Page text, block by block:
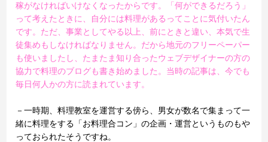
稼がなければいけなくなったからです。「何ができるだろう」
って考えたときに、自分には料理があるってことに気付いたん
です。ただ、事業としてやる以上、前にときと違い、本気で生
徒集めもしなければなりません。だから地元のフリーペーパー
も使いましたし、たまたま知り合ったウェブデザイナーの方の
協力で料理のブログも書き始めました。当時の記事は、今でも
毎日何人かの方に読まれています。
－一時期、料理教室を運営する傍ら、男女が数名で集まって一
緒に料理をする「お料理合コン」の企画・運営というものもや
っておられたそうですね。